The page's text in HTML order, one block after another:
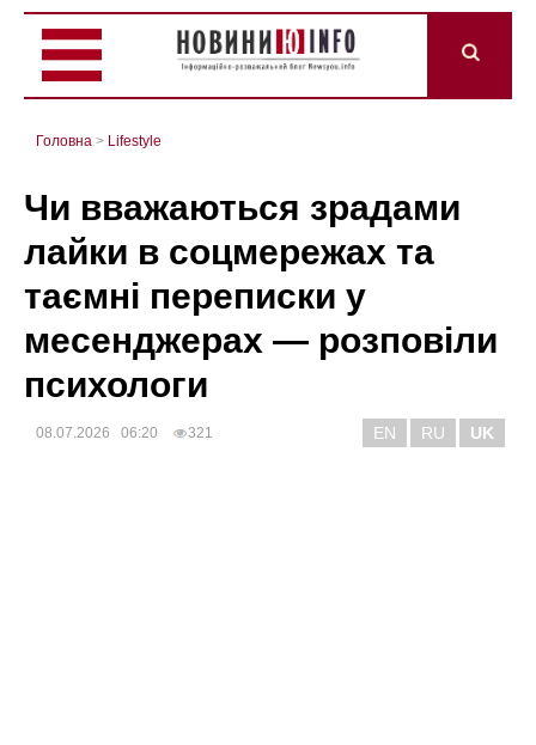
Головна > Lifestyle
Чи вважаються зрадами
лайки в соцмережах та
таємні переписки у
месенджерах — розповіли
психологи
08.07.2026 06:20 321 EN RU UK